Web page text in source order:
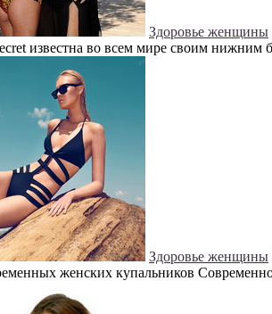
Здоровье женщины
известна во всем мире своим нижним
Здоровье женщины
женских купальников